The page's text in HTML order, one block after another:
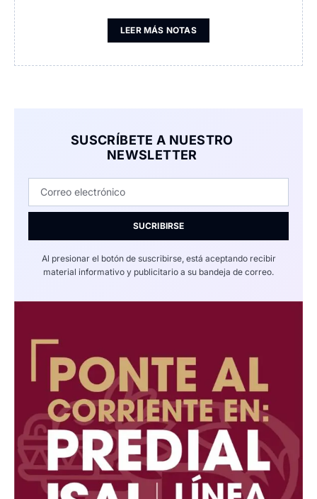
LEER MÁS NOTAS
SUSCRÍBETE A NUESTRO
NEWSLETTER
SUCRIBIRSE
Al presionar el botón de suscribirse, está aceptando recibir
material informativo y publicitario a su bandeja de correo.